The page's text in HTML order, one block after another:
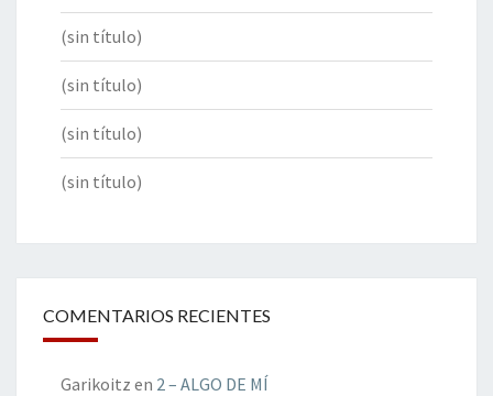
(sin título)
(sin título)
(sin título)
(sin título)
COMENTARIOS RECIENTES
Garikoitz en 2 – ALGO DE MÍ